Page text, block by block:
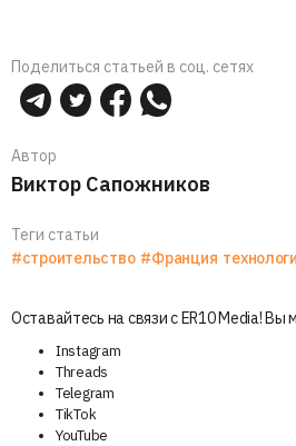
Поделиться статьей в соц. сетях
Автор
Виктор Сапожников
Теги статьи
#строительство #Франция
Оставайтесь на связи с ER10 Media! Вы
Instagram
Threads
Telegram
TikTok
YouTube